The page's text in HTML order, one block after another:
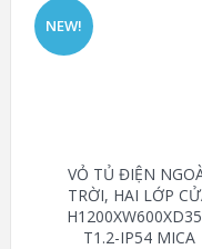
NEW!
VỎ TỦ ĐIỆN
TRỜI, HAI LỚP
T1.2-IP54 MICA